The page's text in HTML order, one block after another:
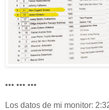
••• ••• •••
Los datos de mi monitor: